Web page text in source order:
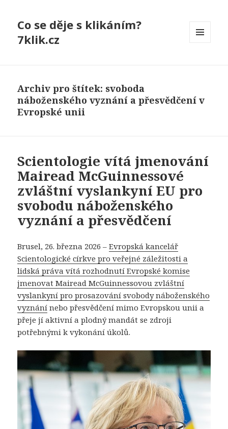
Co se děje s klikáním?
7klik.cz
Archiv pro štítek: svoboda
náboženského vyznání a přesvědčení v
Evropské unii
Scientologie vítá jmenování
Mairead McGuinnessové
zvláštní vyslankyní EU pro
svobodu náboženského
vyznání a přesvědčení
Brusel, 26. března 2026 –Evropská kancelář
Scientologické církve pro veřejné záležitosti a
lidská práva vítá rozhodnutí Evropské komise
jmenovat Mairead McGuinnessovou zvláštní
vyslankyní pro prosazování svobody náboženského
vyznání nebo přesvědčení mimo Evropskou unii a
přeje jí aktivní a plodný mandát se zdroji
potřebnými k vykonání úkolů.